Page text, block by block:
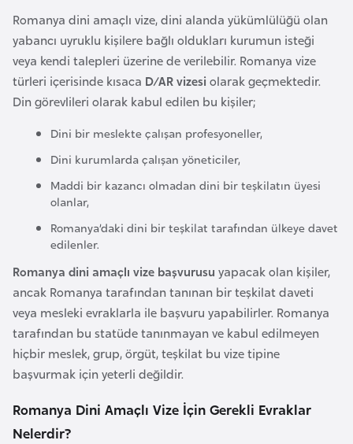
Romanya dini amaçlı vize, dini alanda yükümlülüğü olan
yabancı uyruklu kişilere bağlı oldukları kurumun isteği
veya kendi talepleri üzerine de verilebilir. Romanya vize
türleri içerisinde kısaca D/AR vizesi olarak geçmektedir.
Din görevlileri olarak kabul edilen bu kişiler;
Dini bir meslekte çalışan profesyoneller,
Dini kurumlarda çalışan yöneticiler,
Maddi bir kazancı olmadan dini bir teşkilatın üyesi
olanlar,
Romanya’daki dini bir teşkilat tarafından ülkeye davet
edilenler.
Romanya dini amaçlı vize başvurusu yapacak olan kişiler,
ancak Romanya tarafından tanınan bir teşkilat daveti
veya mesleki evraklarla ile başvuru yapabilirler. Romanya
tarafından bu statüde tanınmayan ve kabul edilmeyen
hiçbir meslek, grup, örgüt, teşkilat bu vize tipine
başvurmak için yeterli değildir.
Romanya Dini Amaçlı Vize İçin Gerekli Evraklar
Nelerdir?
z
e
r
b
a
h
r
e
y
n
B
a